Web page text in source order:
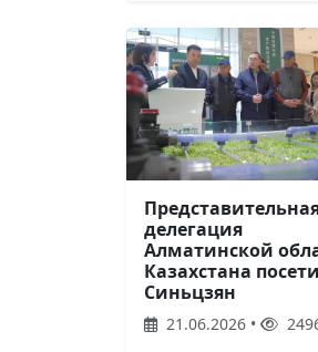
делегация
Алматинской
Казахстана
Синьцзян
21.06.2026 •